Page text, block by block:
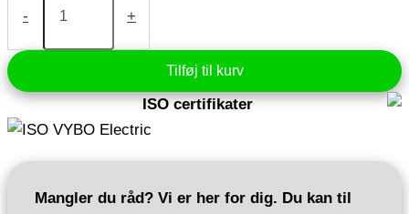
-
kW
230V
(A550
Plus-
2S0022)
antal
+
Tilføj til kurv
ISO certifikater
Mangler du råd? Vi er her for dig. Du kan til